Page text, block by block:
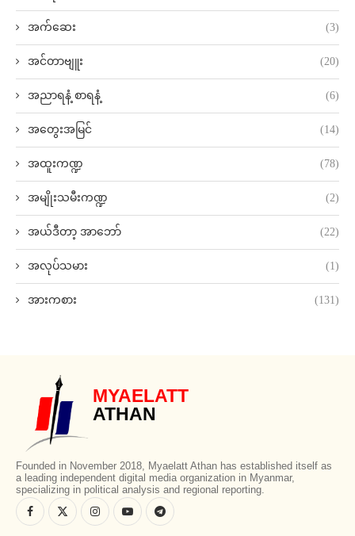
အက်ဆေး (3)
အင်တာဗျူး (20)
အညာရနံ့ စာရနံ့ (6)
အတွေးအမြင် (14)
အထူးကဏ္ဍ (78)
အမျိုးသမီးကဏ္ဍ (2)
အယ်ဒီတာ့ အာဘော် (22)
အလုပ်သမား (1)
အားကစား (131)
MYAELATT
ATHAN
Founded in November 2018, Myaelatt Athan has established itself as
a leading independent digital media organization in Myanmar,
specializing in political analysis and regional reporting.